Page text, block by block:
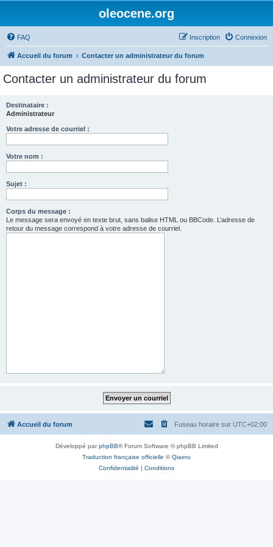
oleocene.org
FAQ Connexion
Inscription
Accueil du forum Contacter un administrateur du forum
Contacter un administrateur du forum
Destinataire :
Administrateur
Votre adresse de courriel :
Votre nom :
Sujet :
Corps du message :
Le message sera envoyé en texte brut, sans balise HTML ou BBCode. L’adresse de
retour du message correspond à votre adresse de courriel.
Accueil du forum Fuseau horaire sur UTC+02:00
Développé parphpBB® Forum Software © phpBB Limited
Traduction française officielle ©Qiaeru
Confidentialité | Conditions